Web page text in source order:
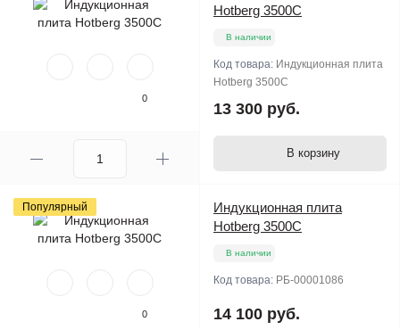
0
Hotberg 3500C
В наличии
Код товара: Индукционная плита
Hotberg 3500C
13 300 руб.
В корзину
Популярный
0
Индукционная плита
Hotberg 3500C
В наличии
Код товара: РБ-00001086
14 100 руб.